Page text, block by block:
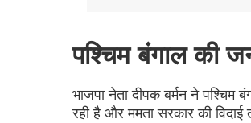
पश्चिम बंगाल की
भाजपा नेता दीपक बर्मन ने पश्चिम
रही है और ममता सरकार की विदाई